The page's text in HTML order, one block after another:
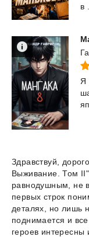
в
Я
Здравствуй,
Выживание. Том
равнодушным, не
первых строк
деталях, но лишь
поднимается и
героев